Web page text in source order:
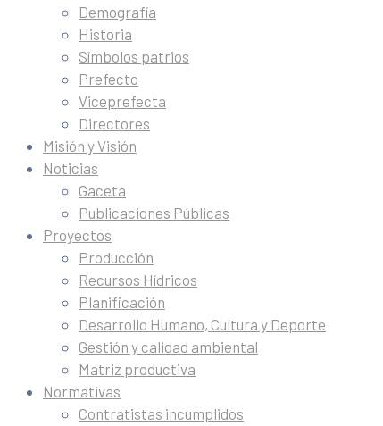
Demografía
Historia
Símbolos patrios
Prefecto
Viceprefecta
Directores
Misión y Visión
Noticias
Gaceta
Publicaciones Públicas
Proyectos
Producción
Recursos Hídricos
Planificación
Desarrollo Humano, Cultura y Deporte
Gestión y calidad ambiental
Matriz productiva
Normativas
Contratistas incumplidos